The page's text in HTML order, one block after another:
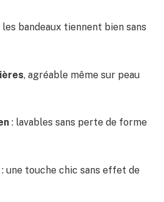
les bandeaux tiennent bien sans
, agréable même sur peau
: lavables sans perte de forme
: une touche chic sans effet de